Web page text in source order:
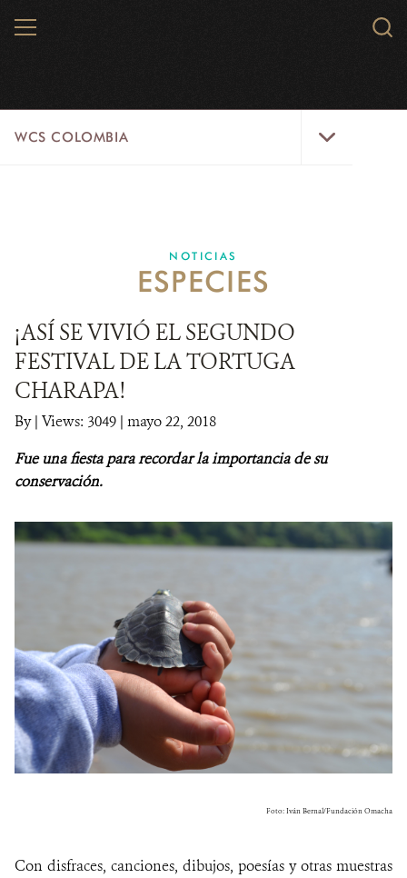
MENU
WCS COLOMBIA
EJES ESTRATÉGICOS
LÍNEAS DE ACCIÓN
PUBLICACIONES
COBERTURA EN MEDIOS DE COMUNICACIÓN
INFORME ANUAL WCS
MECANISMO DE ATENCIÓN DE QUEJAS Y RECLAMOS
DONA
NOTICIAS
ESPECIES
¡ASÍ SE VIVIÓ EL SEGUNDO
FESTIVAL DE LA TORTUGA
CHARAPA!
By| Views: 3049 | mayo 22, 2018
Fue una fiesta para recordar la importancia de su
conservación.
Foto: Iván Bernal/Fundación Omacha
Con disfraces, canciones, dibujos, poesías y otras muestras